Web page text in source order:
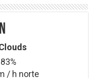
/ h norte